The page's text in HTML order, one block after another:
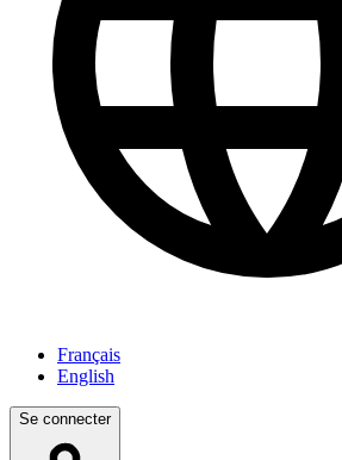
Français
English
Se connecter